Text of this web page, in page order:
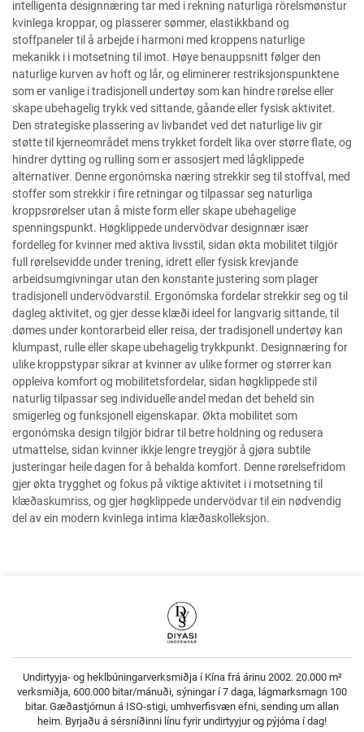
intelligenta designnæring tar med i rekning naturliga rörelsmønstur
kvinlega kroppar, og plasserer sømmer, elastikkband og
stoffpaneler til å arbejde i harmoni med kroppens naturlige
mekanikk i i motsetning til imot. Høye benauppsnitt følger den
naturlige kurven av hoft og lår, og eliminerer restriksjonspunktene
som er vanlige i tradisjonell undertøy som kan hindre rørelse eller
skape ubehagelig trykk ved sittande, gåande eller fysisk aktivitet.
Den strategiske plassering av livbandet ved det naturlige liv gir
støtte til kjerneområdet mens trykket fordelt lika over større flate, og
hindrer dytting og rulling som er assosjert med lågklippede
alternativer. Denne ergonómska næring strekkir seg til stoffval, med
stoffer som strekkir i fire retningar og tilpassar seg naturliga
kroppsrørelser utan å miste form eller skape ubehagelige
spenningspunkt. Høgklippede undervödvar designnær især
fordelleg for kvinner med aktiva livsstil, sidan økta mobilitet tilgjör
full rørelsevidde under trening, idrett eller fysisk krevjande
arbeidsumgivningar utan den konstante justering som plager
tradisjonell undervödvarstil. Ergonómska fordelar strekkir seg og til
dagleg aktivitet, og gjer desse klæði ideel for langvarig sittande, til
dømes under kontorarbeid eller reisa, der tradisjonell undertøy kan
klumpast, rulle eller skape ubehagelig trykkpunkt. Designnæring for
ulike kroppstypar sikrar at kvinner av ulike former og størrer kan
oppleiva komfort og mobilitetsfordelar, sidan høgklippede stil
naturlig tilpassar seg individuelle andel medan det beheld sin
smigerleg og funksjonell eigenskapar. Økta mobilitet som
ergonómska design tilgjör bidrar til betre holdning og redusera
utmattelse, sidan kvinner ikkje lengre treygjör å gjøra subtile
justeringar heile dagen for å behalda komfort. Denne rørelsefridom
gjer økta trygghet og fokus på viktige aktivitet i i motsetning til
klæðaskumriss, og gjer høgklippede undervödvar til ein nødvendig
del av ein modern kvinlega intima klæðaskolleksjon.
Undirtyyja- og heklbúningarverksmiðja í Kína frá árinu 2002. 20.000 m²
verksmiðja, 600.000 bitar/mánuði, sýningar í 7 daga, lágmarksmagn 100
bitar. Gæðastjórnun á ISO-stigi, umhverfisvæn efni, sending um allan
heim. Byrjaðu á sérsníðinni línu fyrir undirtyyjur og pýjóma í dag!